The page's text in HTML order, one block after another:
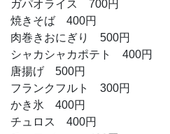
ガパオライス 700円
焼きそば 400円
肉巻きおにぎり 500円
シャカシャカポテト 400円
唐揚げ 500円
フランクフルト 300円
かき氷 400円
チュロス 400円